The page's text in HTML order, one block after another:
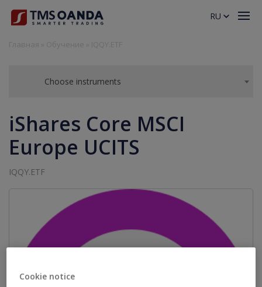
Choose instruments
iShares Core MSCI
Europe UCITS
IQQY.ETF
RU
Cookie notice